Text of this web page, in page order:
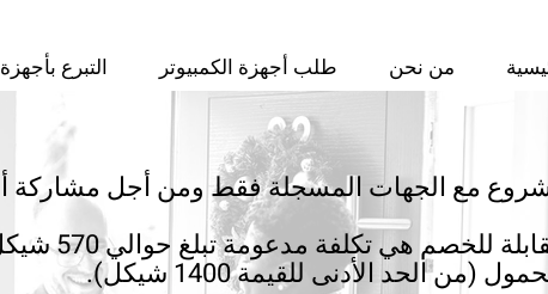
من نحن طلب أجهزة الكمبيوتر التبرع
مع الجهات المسجلة فقط ومن أجل مشاركة
(من الحد الأدنى للقيمة 1400 شيكل).